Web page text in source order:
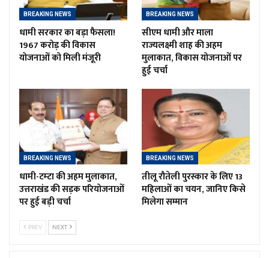
BREAKING NEWS
धामी सरकार का बड़ा फैसला!
1967 करोड़ की विकास
योजनाओं को मिली मंजूरी
BREAKING NEWS
सीएम धामी और माला
राज्यलक्ष्मी शाह की अहम
मुलाकात, विकास योजनाओं पर
हुई चर्चा
BREAKING NEWS
धामी-टम्टा की अहम मुलाकात,
उत्तराखंड की सड़क परियोजनाओं
पर हुई बड़ी चर्चा
BREAKING NEWS
तीलू रौतेली पुरस्कार के लिए 13
महिलाओं का चयन, जानिए किसे
मिलेगा सम्मान
PREV NEXT